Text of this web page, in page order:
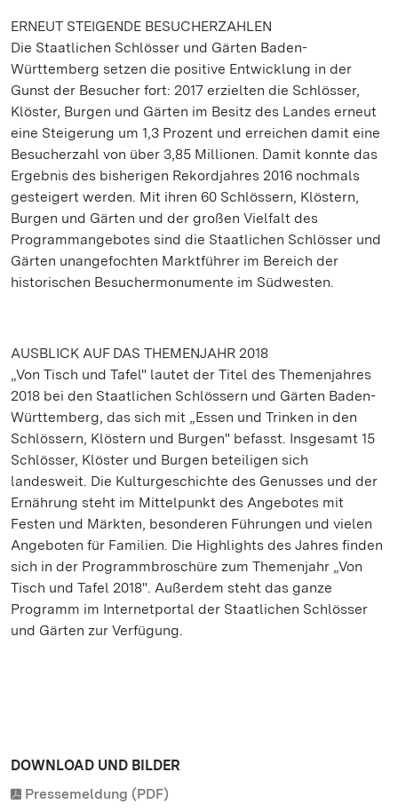
ERNEUT STEIGENDE BESUCHERZAHLEN
Die Staatlichen Schlösser und Gärten Baden-
Württemberg setzen die positive Entwicklung in der
Gunst der Besucher fort: 2017 erzielten die Schlösser,
Klöster, Burgen und Gärten im Besitz des Landes erneut
eine Steigerung um 1,3 Prozent und erreichen damit eine
Besucherzahl von über 3,85 Millionen. Damit konnte das
Ergebnis des bisherigen Rekordjahres 2016 nochmals
gesteigert werden. Mit ihren 60 Schlössern, Klöstern,
Burgen und Gärten und der großen Vielfalt des
Programmangebotes sind die Staatlichen Schlösser und
Gärten unangefochten Marktführer im Bereich der
historischen Besuchermonumente im Südwesten.
AUSBLICK AUF DAS THEMENJAHR 2018
„Von Tisch und Tafel" lautet der Titel des Themenjahres
2018 bei den Staatlichen Schlössern und Gärten Baden-
Württemberg, das sich mit „Essen und Trinken in den
Schlössern, Klöstern und Burgen" befasst. Insgesamt 15
Schlösser, Klöster und Burgen beteiligen sich
landesweit. Die Kulturgeschichte des Genusses und der
Ernährung steht im Mittelpunkt des Angebotes mit
Festen und Märkten, besonderen Führungen und vielen
Angeboten für Familien. Die Highlights des Jahres finden
sich in der Programmbroschüre zum Themenjahr „Von
Tisch und Tafel 2018". Außerdem steht das ganze
Programm im Internetportal der Staatlichen Schlösser
und Gärten zur Verfügung.
DOWNLOAD UND BILDER
Pressemeldung (PDF)